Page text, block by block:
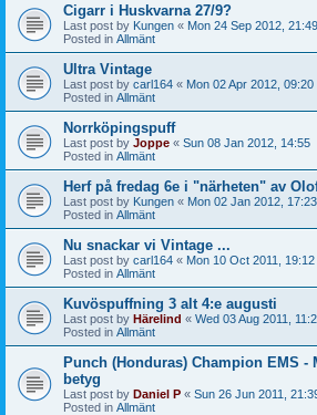
Cigarr i Huskvarna 27/9?
Last post by Kungen « Mon 24 Sep 2012, 21:49
Posted in Allmänt
Ultra Vintage
Last post by carl164 « Mon 02 Apr 2012, 09:20
Posted in Allmänt
Norrköpingspuff
Last post by Joppe « Sun 08 Jan 2012, 14:55
Posted in Allmänt
Herf på fredag 6e i "närheten" av
Last post by Kungen « Mon 02 Jan 2012, 17:23
Posted in Allmänt
Nu snackar vi Vintage ...
Last post by carl164 « Mon 10 Oct 2011, 19:12
Posted in Allmänt
Kuvöspuffning 3 alt 4:e augusti
Last post by Härelind « Wed 03 Aug 2011,
Posted in Allmänt
Punch (Honduras) Champion EMS -
betyg
Last post by Daniel P « Sun 26 Jun 2011,
Posted in Allmänt